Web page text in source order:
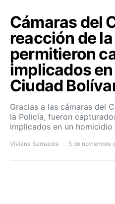
Cámaras del
reacción de
permitieron
implicados
Ciudad
Gracias a las cámaras del
la Policía, fueron
implicados en un homicidio
Viviana Sarrazola 5 de noviembre